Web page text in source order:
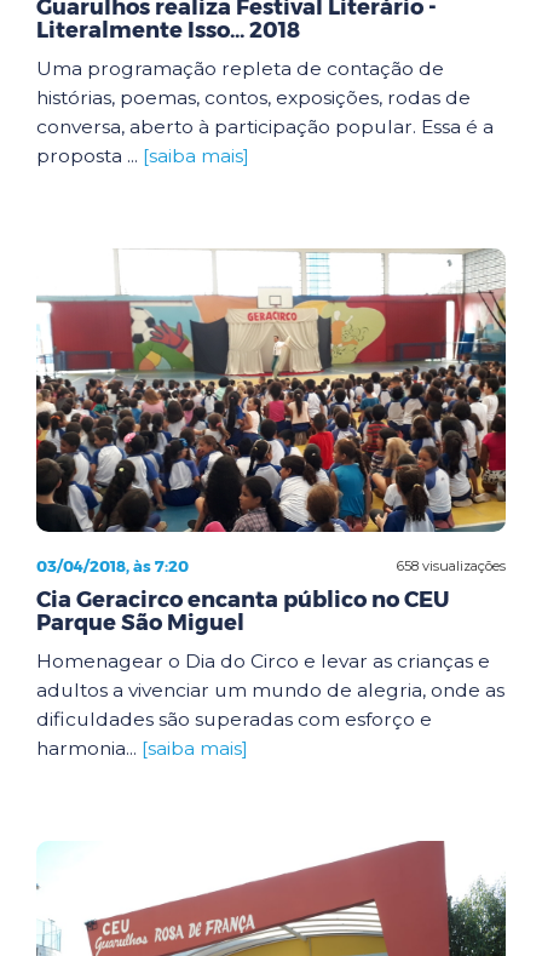
Guarulhos realiza Festival Literário -
Literalmente Isso... 2018
Uma programação repleta de contação de
histórias, poemas, contos, exposições, rodas de
conversa, aberto à participação popular. Essa é a
proposta ... [saiba mais]
658 visualizações
03/04/2018, às 7:20
Cia Geracirco encanta público no CEU
Parque São Miguel
Homenagear o Dia do Circo e levar as crianças e
adultos a vivenciar um mundo de alegria, onde as
dificuldades são superadas com esforço e
harmonia... [saiba mais]